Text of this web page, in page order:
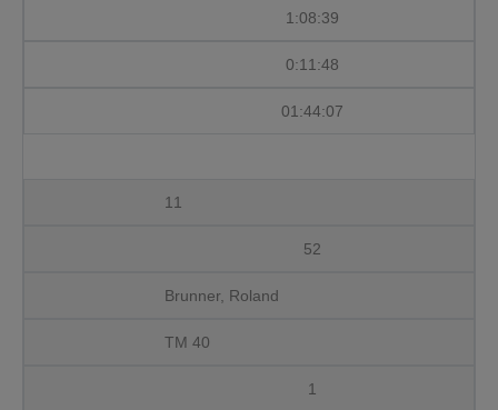
1:08:39
0:11:48
01:44:07
11
52
Brunner, Roland
TM 40
1